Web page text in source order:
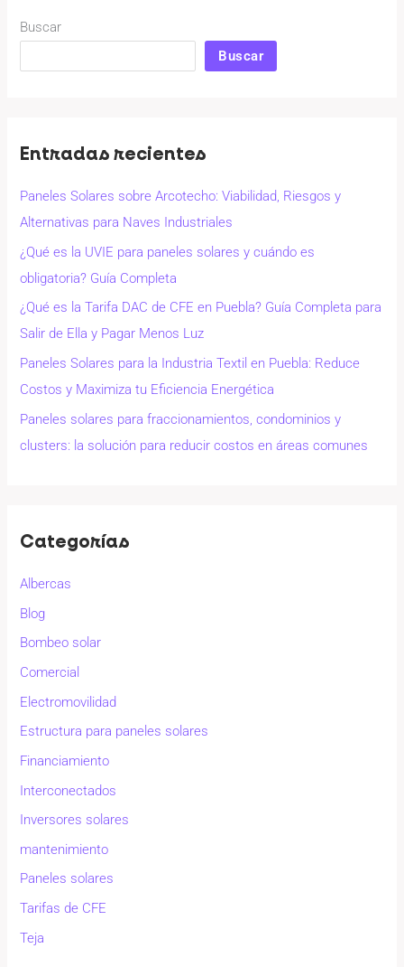
Buscar
Buscar
Entradas recientes
Paneles Solares sobre Arcotecho: Viabilidad, Riesgos y
Alternativas para Naves Industriales
¿Qué es la UVIE para paneles solares y cuándo es
obligatoria? Guía Completa
¿Qué es la Tarifa DAC de CFE en Puebla? Guía Completa para
Salir de Ella y Pagar Menos Luz
Paneles Solares para la Industria Textil en Puebla: Reduce
Costos y Maximiza tu Eficiencia Energética
Paneles solares para fraccionamientos, condominios y
clusters: la solución para reducir costos en áreas comunes
Categorías
Albercas
Blog
Bombeo solar
Comercial
Electromovilidad
Estructura para paneles solares
Financiamiento
Interconectados
Inversores solares
mantenimiento
Paneles solares
Tarifas de CFE
Teja